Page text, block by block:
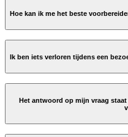
programma
Hoe kan ik me het beste
Ik ben iets verloren tijdens een
KIJK OP DE iLOST WEBSITE
Het antwoord op mijn vraag